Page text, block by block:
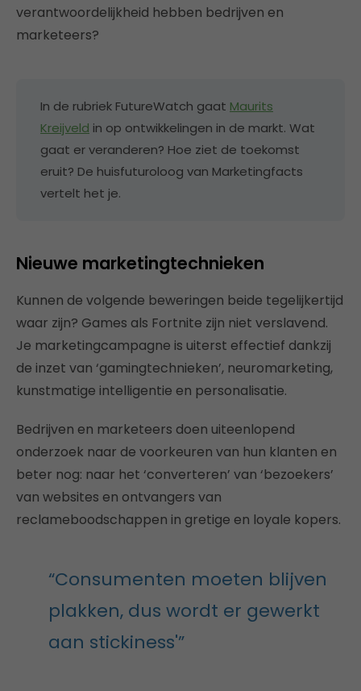
verantwoordelijkheid hebben bedrijven en
marketeers?
In de rubriek FutureWatch gaat Maurits
Kreijveld in op ontwikkelingen in de markt. Wat
gaat er veranderen? Hoe ziet de toekomst
eruit? De huisfuturoloog van Marketingfacts
vertelt het je.
Nieuwe marketingtechnieken
Kunnen de volgende beweringen beide tegelijkertijd
waar zijn? Games als Fortnite zijn niet verslavend.
Je marketingcampagne is uiterst effectief dankzij
de inzet van ‘gamingtechnieken’, neuromarketing,
kunstmatige intelligentie en personalisatie.
Bedrijven en marketeers doen uiteenlopend
onderzoek naar de voorkeuren van hun klanten en
beter nog: naar het ‘converteren’ van ‘bezoekers’
van websites en ontvangers van
reclameboodschappen in gretige en loyale kopers.
“Consumenten moeten blijven
plakken, dus wordt er gewerkt
aan stickiness'”